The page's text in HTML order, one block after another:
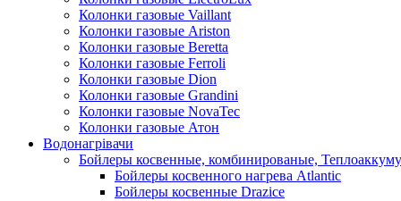
Колонки газовые Vaillant
Колонки газовые Ariston
Колонки газовые Beretta
Колонки газовые Ferroli
Колонки газовые Dion
Колонки газовые Grandini
Колонки газовые NovaTec
Колонки газовые Атон
Водонагрівачи
Бойлеры косвенные, комбинированые,
Бойлеры косвенного нагрева Atlantic
Бойлеры косвенные Drazice